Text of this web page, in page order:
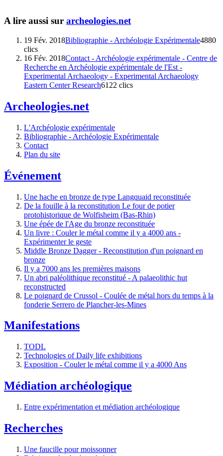
A lire aussi sur archeologies.net
19 Fév. 2018Bibliographie - Archéologie Expérimentale4880
clics
16 Fév. 2018Contact - Archéologie expérimentale - Centre de
Recherche en Archéologie expérimentale de l'Est -
Experimental Archaeology - Experimental Archaeology
Eastern Center Research6122 clics
Archeologies.net
L'Archéologie expérimentale
Bibliographie - Archéologie Expérimentale
Contact
Plan du site
Événement
Une hache en bronze de type Langquaid reconstituée
De la fouille à la reconstitution Le four de potier
protohistorique de Wolfisheim (Bas-Rhin)
Une épée de l'Age du bronze reconstituée
Un livre : Couler le métal comme il y a 4000 ans -
Expérimenter le geste
Middle Bronze Dagger - Reconstitution d'un poignard en
bronze
Il y a 7000 ans les premières maisons
Un abri paléolithique reconstitué - A palaeolithic hut
reconstructed
Le poignard de Crussol - Coulée de métal hors du temps à la
fonderie Serrero de Plancher-les-Mines
Manifestations
TODL
Technologies of Daily life exhibitions
Exposition - Couler le métal comme il y a 4000 Ans
Médiation archéologique
Entre expérimentation et médiation archéologique
Recherches
Une faucille pour moissonner